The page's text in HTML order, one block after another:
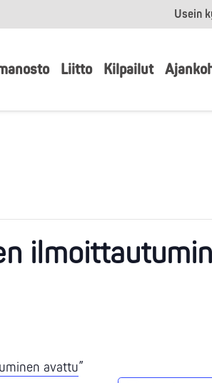
Usein
Liitto Kilpailut
avattu